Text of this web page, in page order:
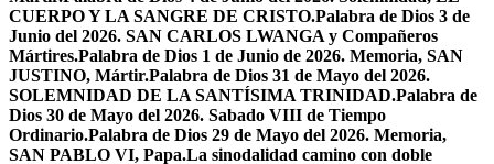
CUERPO Y LA SANGRE DE CRISTO.Palabra de Dios 3 de
Junio del 2026. SAN CARLOS LWANGA y Compañeros
Mártires.Palabra de Dios 1 de Junio de 2026. Memoria, SAN
JUSTINO, Mártir.Palabra de Dios 31 de Mayo del 2026.
SOLEMNIDAD DE LA SANTÍSIMA TRINIDAD.Palabra de
Dios 30 de Mayo del 2026. Sabado VIII de Tiempo
Ordinario.Palabra de Dios 29 de Mayo del 2026. Memoria,
SAN PABLO VI, Papa.La sinodalidad camino con doble